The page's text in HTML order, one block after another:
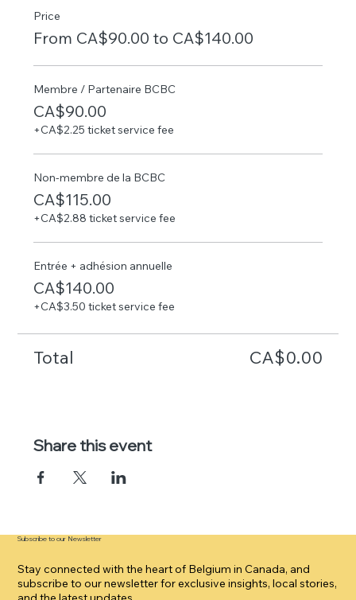
Price
From CA$90.00 to CA$140.00
Membre / Partenaire BCBC
CA$90.00
+CA$2.25 ticket service fee
Non-membre de la BCBC
CA$115.00
+CA$2.88 ticket service fee
Entrée + adhésion annuelle
CA$140.00
+CA$3.50 ticket service fee
Total CA$0.00
Share this event
Subscribe to our Newsletter
Stay connected with the heart of Belgium in Canada, and
subscribe to our newsletter for exclusive insights, local stories,